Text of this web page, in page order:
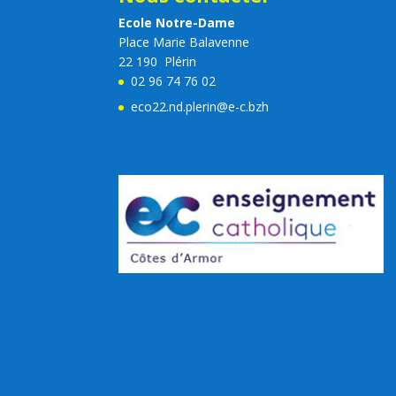
Ecole Notre-Dame
Place Marie Balavenne
22 190 Plérin
02 96 74 76 02
eco22.nd.plerin@e-c.bzh